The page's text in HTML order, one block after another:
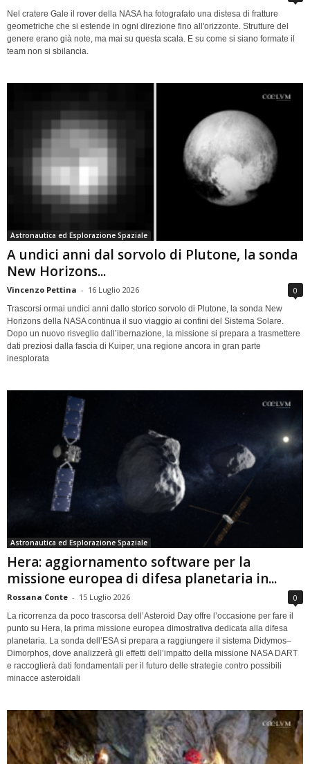
Nel cratere Gale il rover della NASA ha fotografato una distesa di fratture
geometriche che si estende in ogni direzione fino all'orizzonte. Strutture del
genere erano già note, ma mai su questa scala. E su come si siano formate il
team non si sbilancia.
Astronautica ed Esplorazione Spaziale
A undici anni dal sorvolo di Plutone, la sonda
New Horizons...
Vincenzo Pettina - 16 Luglio 2026 0
Trascorsi ormai undici anni dallo storico sorvolo di Plutone, la sonda New
Horizons della NASA continua il suo viaggio ai confini del Sistema Solare.
Dopo un nuovo risveglio dall’ibernazione, la missione si prepara a trasmettere
dati preziosi dalla fascia di Kuiper, una regione ancora in gran parte
inesplorata
Astronautica ed Esplorazione Spaziale
Hera: aggiornamento software per la
missione europea di difesa planetaria in...
Rossana Conte - 15 Luglio 2026 0
La ricorrenza da poco trascorsa dell’Asteroid Day offre l’occasione per fare il
punto su Hera, la prima missione europea dimostrativa dedicata alla difesa
planetaria. La sonda dell’ESA si prepara a raggiungere il sistema Didymos–
Dimorphos, dove analizzerà gli effetti dell’impatto della missione NASA DART
e raccoglierà dati fondamentali per il futuro delle strategie contro possibili
minacce asteroidali